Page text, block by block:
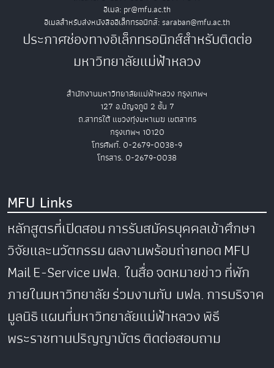
อีเมล: pr@mfu.ac.th
อีเมลสำหรับส่งหนังสืออิเล็กทรอนิกส์: saraban@mfu.ac.th
ประกาศช่องทางอิเล็กทรอนิกส์สำหรับติดต่อ
มหาวิทยาลัยแม่ฟ้าหลวง
สำนักงานมหาวิทยาลัยแม่ฟ้าหลวง กรุงเทพฯ
127 อ.ปัญจภูมิ 2 ชั้น 7
ถ.สาทรใต้ แขวงทุ่งมหาเมฆ เขตสาทร
กรุงเทพฯ 10120
โทรศัพท์. 0-2679-0038-9
โทรสาร. 0-2679-0038
MFU Links
หลักสูตรที่เปิดสอนการรับสมัครบุคคลเข้าศึกษา
วิจัยและนวัตกรรมผลงานพร้อมถ่ายทอดMFU
MailE-Serviceมฟล. ในสื่อจดหมายข่าวที่พัก
ภายในมหาวิทยาลัยร่วมงานกับ มฟล.การบริจาค
มูลนิธิแผนที่มหาวิทยาลัยแม่ฟ้าหลวงพิธี
พระราชทานปริญญาบัตรติดต่อสอบถาม